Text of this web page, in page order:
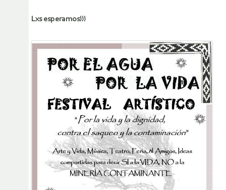
Lxs esperamos!!!